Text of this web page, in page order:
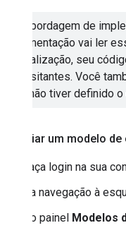
Esta abordagem de
implementação vai ler
de atualização, seu
dos visitantes. Você
ainda não tiver definido
Para criar um modelo
Faça login na sua
Na navegação à
No painel Modelos